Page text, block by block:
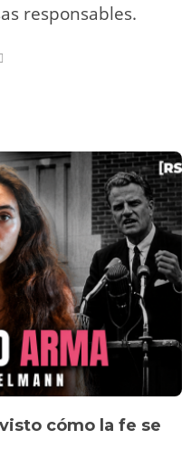
responsables.
cómo la fe se